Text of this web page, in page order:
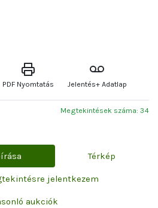
PDF Nyomtatás Jelentés+ Adatlap
Megtekintések száma: 34
Térkép
jelentkezem
aukciók